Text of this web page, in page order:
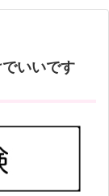
いいです